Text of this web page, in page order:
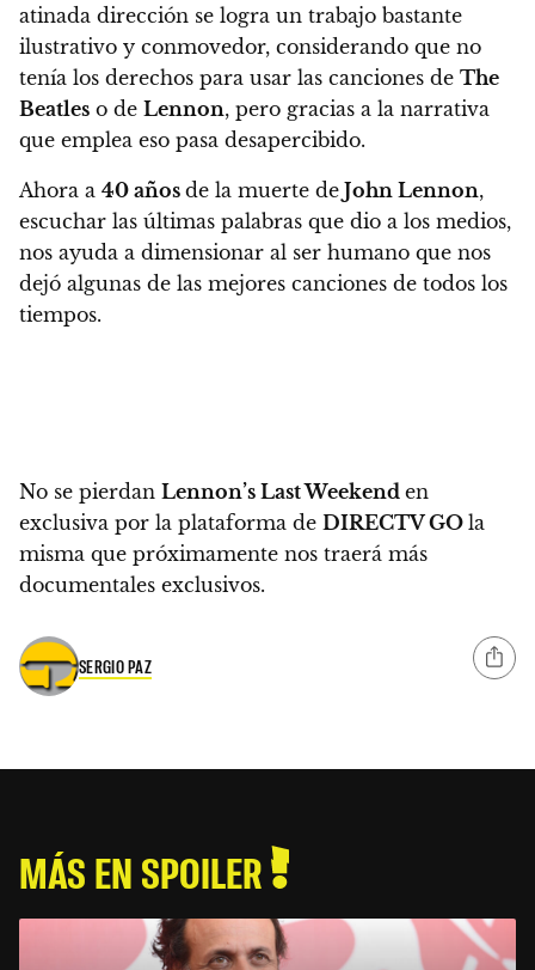
atinada dirección se logra un trabajo bastante
ilustrativo y conmovedor, considerando que no
tenía los derechos para usar las canciones de The
Beatles o de Lennon, pero gracias a la narrativa
que emplea eso pasa desapercibido.
Ahora a 40 años de la muerte de John Lennon,
escuchar las últimas palabras que dio a los medios,
nos ayuda a dimensionar al ser humano que nos
dejó algunas de las mejores canciones de todos los
tiempos.
No se pierdan Lennon’s Last Weekend en
exclusiva por la plataforma de DIRECTV GO la
misma que próximamente nos traerá más
documentales exclusivos.
SERGIO PAZ
MÁS EN SPOILER